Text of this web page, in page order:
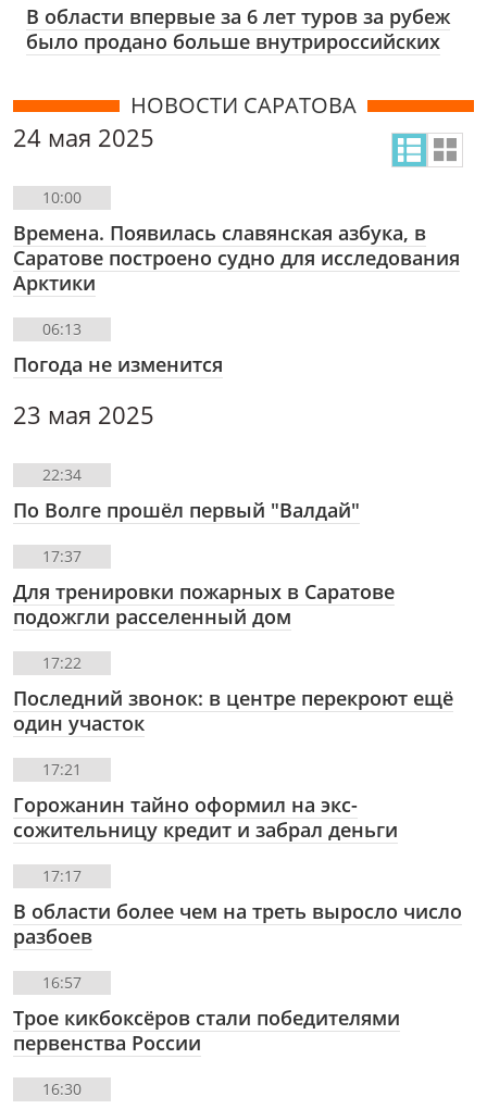
В области впервые за 6 лет туров за рубеж
было продано больше внутрироссийских
НОВОСТИ САРАТОВА
24 мая 2025
10:00
Времена. Появилась славянская азбука, в
Саратове построено судно для исследования
Арктики
06:13
Погода не изменится
23 мая 2025
22:34
По Волге прошёл первый "Валдай"
17:37
Для тренировки пожарных в Саратове
подожгли расселенный дом
17:22
Последний звонок: в центре перекроют ещё
один участок
17:21
Горожанин тайно оформил на экс-
сожительницу кредит и забрал деньги
17:17
В области более чем на треть выросло число
разбоев
16:57
Трое кикбоксёров стали победителями
первенства России
16:30